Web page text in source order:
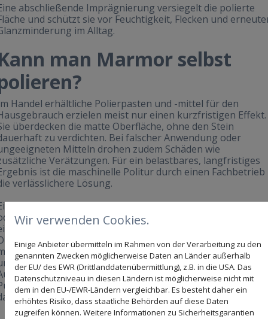
abschließende Imprägnierung versiegelt die polierte
und schützt sie vor Feuchtigkeit, Flecken und
im Alltag.
man Marmor selbst
Handel erhältliche Polierpasten und -mittel für den
erzielen meist nur einen kurzfristigen Effekt.
überdecken die matte Oberfläche, ohne den Stein
zu verdichten. Bei falscher Anwendung oder
Mitteln drohen zudem Schäden wie
Verätzungen. Für ein belastbares, langfristiges
ist die maschinelle Politur durch einen Fachbetrieb
verlässlichere Lösung.
häufiger Fehler in der Praxis ist der Einsatz von Essig
Zitronensäure zur Reinigung von Marmor. Da Marmor
Kalkstein ist, reagiert er auf Säuren chemisch: Die
wird angeätzt, es entstehen matte Flecken, die
einer Politur oft nicht mehr vollständig zu beheben sind
im schlimmsten Fall ein Schleifen erforderlich machen.
scheuernde Reinigungsschwämme oder grobkörnige
sollten auf Marmor nicht verwendet werden,
sie feine Kratzer in die Oberfläche einbringen.
Wir verwenden Cookies.
Einige Anbieter übermitteln im Rahmen von der Verarbeitung zu den
genannten Zwecken möglicherweise Daten an Länder außerhalb
der EU/ des EWR (Drittlanddatenübermittlung), z.B. in die USA. Das
Datenschutzniveau in diesen Ländern ist möglicherweise nicht mit
dem in den EU-/EWR-Ländern vergleichbar. Es besteht daher ein
erhöhtes Risiko, dass staatliche Behörden auf diese Daten
zugreifen können. Weitere Informationen zu Sicherheitsgarantien